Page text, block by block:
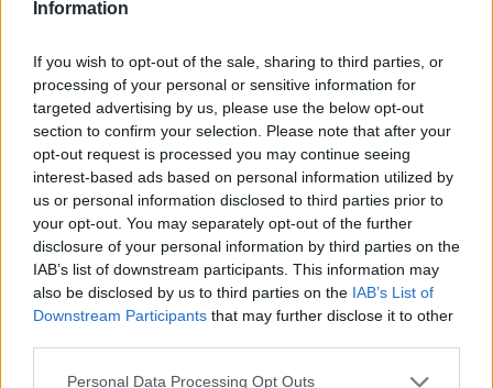
Information
If you wish to opt-out of the sale, sharing to third parties, or
processing of your personal or sensitive information for
targeted advertising by us, please use the below opt-out
section to confirm your selection. Please note that after your
opt-out request is processed you may continue seeing
interest-based ads based on personal information utilized by
us or personal information disclosed to third parties prior to
your opt-out. You may separately opt-out of the further
disclosure of your personal information by third parties on the
IAB’s list of downstream participants. This information may
also be disclosed by us to third parties on the IAB’s List of
Downstream Participants that may further disclose it to other
Personal Data Processing Opt Outs
08.12.2004
"M-sjokolade" består av hele, usaltede peanøtter som er
dekket med et tykt lag melkesjokolade. Sjokoladen er
både min mann og min egens favorittsjokolade. (Jeg
lurer på hvor mange gule poser med M vi har klart å
gumle opp på diverse kinobesøk igjennom årene....)
Selvfølgelig måtte jeg derfor prøve å lage "Brownies
med M-sjokolade".
Jeg har brukt den nye melkesjokoladen med hakkede M-
sjokolader både i deigen og i glasuren. Alternativt kan du
selv hakke opp M-sjokolade og ha i deigen. På